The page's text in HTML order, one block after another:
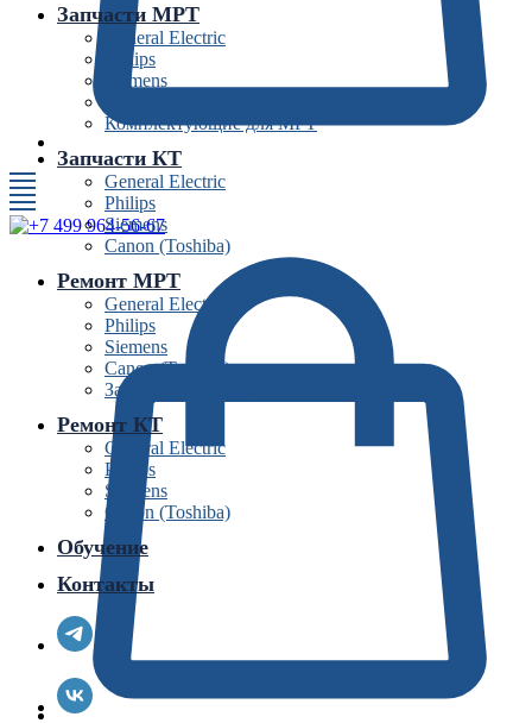
Запчасти МРТ
General Electric
Philips
Siemens
Комплектующие для МРТ
Запчасти КТ
General Electric
Philips
Siemens
Canon (Toshiba)
Ремонт МРТ
General Electric
Philips
Siemens
Canon (Toshiba)
Замена адсорберов и холодной головы
Ремонт КТ
General Electric
Philips
Siemens
Canon (Toshiba)
Обучение
Контакты